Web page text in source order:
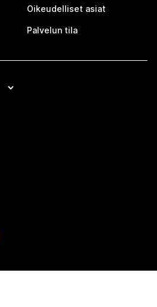
Oikeudelliset asiat
Palvelun tila